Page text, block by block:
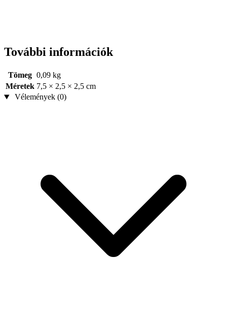
További információk
Tömeg 0,09 kg
Méretek 7,5 × 2,5 × 2,5 cm
Vélemények (0)